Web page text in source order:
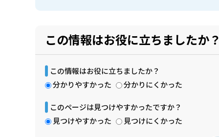
この情報はお役に立ちましたか？
この情報はお役に立ちましたか？
分かりやすかった
分かりにくかった
このページは見つけやすかったですか？
見つけやすかった
見つけにくかった